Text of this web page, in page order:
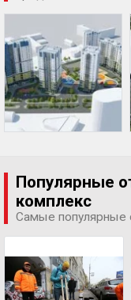
Популярные
комплекс
Самые популярные